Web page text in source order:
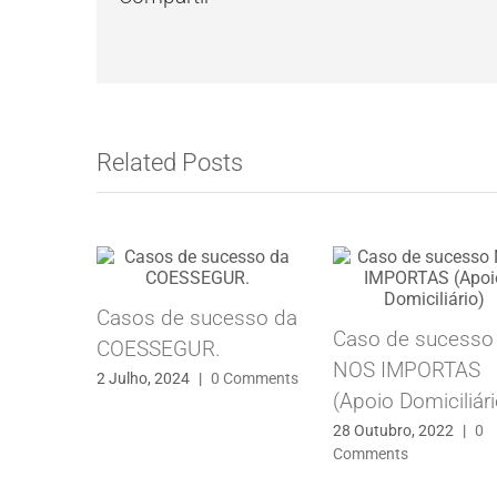
Related Posts
Casos de sucesso da
COESSEGUR.
2 Julho, 2024 | 0 Comments
Caso de sucesso
NOS IMPORTAS
(Apoio
28 Outubro, 2022 | 0
Comments